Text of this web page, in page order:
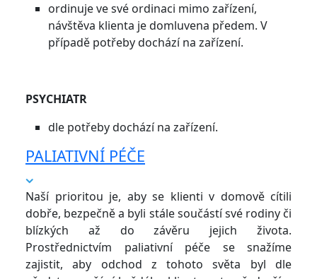
ordinuje ve své ordinaci mimo zařízení,
návštěva klienta je domluvena předem. V
případě potřeby dochází na zařízení.
PSYCHIATR
dle potřeby dochází na zařízení.
PALIATIVNÍ PÉČE
Naší prioritou je, aby se klienti v domově cítili
dobře, bezpečně a byli stále součástí své rodiny či
blízkých až do závěru jejich života.
Prostřednictvím paliativní péče se snažíme
zajistit, aby odchod z tohoto světa byl dle